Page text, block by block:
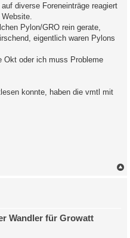
diverse Foreneinträge reagiert
Pylon/GRO rein gerate,
eigentlich waren Pylons
Okt oder ich muss Probleme
konnte, haben die vmtl mit
Wandler für Growatt